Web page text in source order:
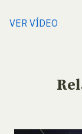
VER VÍDEO